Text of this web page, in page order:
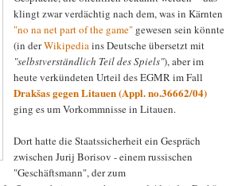
klingt zwar verdächtig nach dem, was in Kärnten
"no na net part of the game" gewesen sein könnte
(in derWikipediains Deutsche übersetzt mit
"selbstverständlich Teil des Spiels"), aber im
heute verkündeten Urteil des EGMR im Fall
Drakšas gegen Litauen (Appl. no.36662/04)
ging es um Vorkommnisse in Litauen.
Dort hatte die Staatssicherheit ein Gespräch
zwischen Jurij Borisov - einem russischen
"Geschäftsmann", der zum